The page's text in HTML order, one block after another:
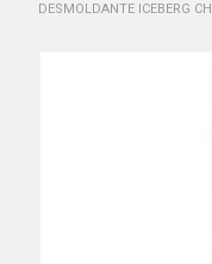
DESMOLDANTE ICEBERG